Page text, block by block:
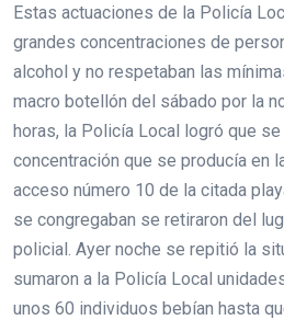
Estas actuaciones de la Policía
grandes concentraciones de
alcohol y no respetaban las
macro botellón del sábado por la
horas, la Policía Local logró que
concentración que se producía en
acceso número 10 de la citada
se congregaban se retiraron del
policial. Ayer noche se repitió la
sumaron a la Policía Local
unos 60 individuos bebían hasta